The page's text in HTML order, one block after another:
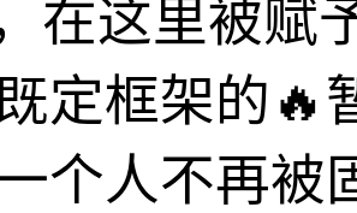
在这里被赋
定框架的🔥
个人不再被